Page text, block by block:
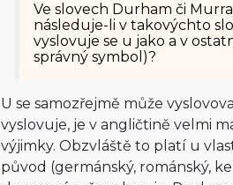
Ve slovech Durham či
následuje-li v takovýchto
vyslovuje se u jako a v
správný symbol)?
U se samozřejmě může
vyslovuje, je v angličtině velmi
výjimky. Obzvláště to platí u
původ (germánský, románský,